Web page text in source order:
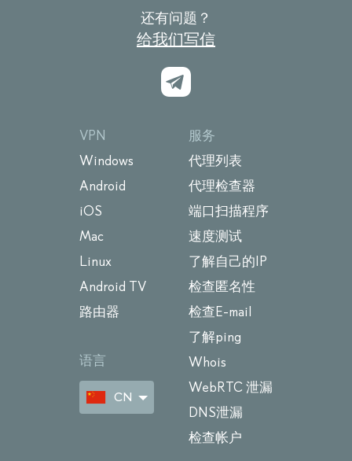
还有问题？
给我们写信
VPN
Windows
Android
iOS
Mac
Linux
Android TV
路由器
语言
CN
服务
代理列表
代理检查器
端口扫描程序
速度测试
了解自己的IP
检查匿名性
检查E-mail
了解ping
Whois
WebRTC 泄漏
DNS泄漏
检查帐户